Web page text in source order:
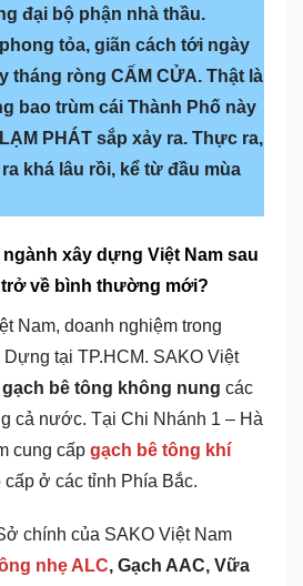
đại bộ phận nhà thầu.
tỏa, giãn cách tới ngày
tháng ròng CẤM CỬA. Thật là
bao trùm cái Thành Phố này
PHÁT sắp xảy ra. Thực ra,
khá lâu rồi, kể từ đầu mùa
xây dựng Việt Nam sau
về bình thường mới?
Nam, doanh nghiệm trong
tại TP.HCM. SAKO Việt
gạch bê tông không nung các
cả nước. Tại Chi Nhánh 1 – Hà
cung cấp gạch bê tông khí
cấp ở các tỉnh Phía Bắc.
chính của SAKO Việt Nam
nhẹ ALC, Gạch AAC, Vữa